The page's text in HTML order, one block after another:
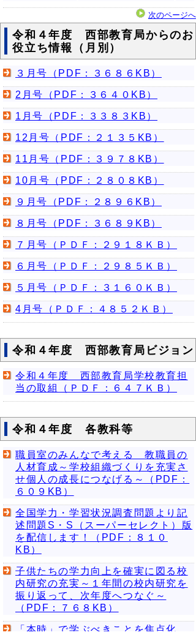
次のページへ
令和４年度 西部教育局からのお
役立ち情報（月別）
３月号（PDF：３６８６KB）
2月号（PDF：３６４０KB）
1月号（PDF：３３８３KB）
12月号（PDF：２１３５KB）
11月号（PDF：３９７８KB）
10月号（PDF：２８０８KB）
９月号（PDF：２８９６KB）
８月号（PDF：３６８９KB）
７月号（ＰＤＦ：２９１８ＫＢ）
６月号（ＰＤＦ：２９８５ＫＢ）
５月号（ＰＤＦ：３１６０ＫＢ）
4月号（ＰＤＦ：４８５２ＫＢ）
令和４年度 西部教育局ビジョン
令和４年度 西部教育局学校教育担
当の取組（ＰＤＦ：６４７ＫＢ）
令和４年度 各教科等
職員室のみんなで考える 教職員の
人材育成～学校組織づくりを充実さ
せ個人の成長につなげる～（PDF：
６０９KB）
全国学力・学習状況調査問題より記
述問題S・S（スーパーセレクト）版
を配信します！（PDF：８１０
KB）
子供たちの学力向上を確実に図る校
内研究の充実～１年間の校内研究を
振り返って、次年度へつなぐ～
（PDF：７６８KB）
「本時」で学ぶべきことを焦点化